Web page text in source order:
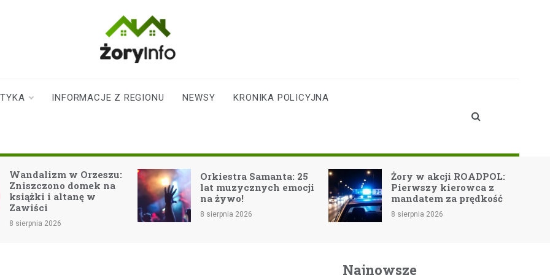
mieszkańców
Żor
INFORMACJE Z REGIONU NEWSY KRONIKA POLICYJNA
Orkiestra Samanta: 25
lat muzycznych emocji
na żywo!
8 sierpnia 2026
Żory w akcji ROADPOL:
Pierwszy kierowca z
mandatem za prędkość
8 sierpnia 2026
Bezpieczne
górach:
zasady dla
turystów
Najnowsze